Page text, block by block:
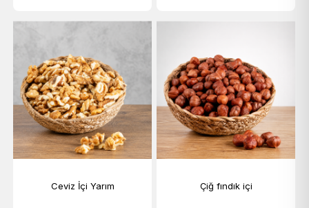
Ceviz İçi Yarım Çiğ fındık içi